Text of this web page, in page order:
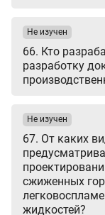
66. Кто
разработку
Не изучен
67. От каких
сжиженных
жидкостей?
Не изучен